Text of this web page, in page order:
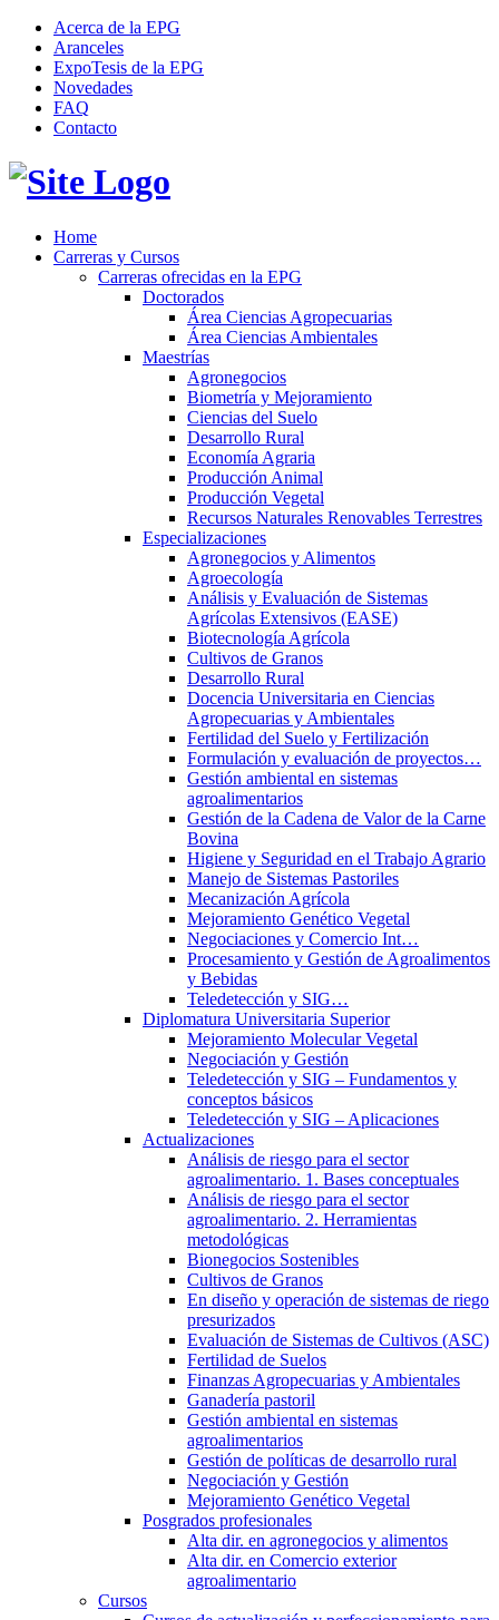
Acerca de la EPG
Aranceles
ExpoTesis de la EPG
Novedades
FAQ
Contacto
Home
Carreras y Cursos
Carreras ofrecidas en la EPG
Doctorados
Área Ciencias Agropecuarias
Área Ciencias Ambientales
Maestrías
Agronegocios
Biometría y Mejoramiento
Ciencias del Suelo
Desarrollo Rural
Economía Agraria
Producción Animal
Producción Vegetal
Recursos Naturales Renovables Terrestres
Especializaciones
Agronegocios y Alimentos
Agroecología
Análisis y Evaluación de Sistemas
Agrícolas Extensivos (EASE)
Biotecnología Agrícola
Cultivos de Granos
Desarrollo Rural
Docencia Universitaria en Ciencias
Agropecuarias y Ambientales
Fertilidad del Suelo y Fertilización
Formulación y evaluación de proyectos…
Gestión ambiental en sistemas
agroalimentarios
Gestión de la Cadena de Valor de la Carne
Bovina
Higiene y Seguridad en el Trabajo Agrario
Manejo de Sistemas Pastoriles
Mecanización Agrícola
Mejoramiento Genético Vegetal
Negociaciones y Comercio Int…
Procesamiento y Gestión de Agroalimentos
y Bebidas
Teledetección y SIG…
Diplomatura Universitaria Superior
Mejoramiento Molecular Vegetal
Negociación y Gestión
Teledetección y SIG – Fundamentos y
conceptos básicos
Teledetección y SIG – Aplicaciones
Actualizaciones
Análisis de riesgo para el sector
agroalimentario. 1. Bases conceptuales
Análisis de riesgo para el sector
agroalimentario. 2. Herramientas
metodológicas
Bionegocios Sostenibles
Cultivos de Granos
En diseño y operación de sistemas de riego
presurizados
Evaluación de Sistemas de Cultivos (ASC)
Fertilidad de Suelos
Finanzas Agropecuarias y Ambientales
Ganadería pastoril
Gestión ambiental en sistemas
agroalimentarios
Gestión de políticas de desarrollo rural
Negociación y Gestión
Mejoramiento Genético Vegetal
Posgrados profesionales
Alta dir. en agronegocios y alimentos
Alta dir. en Comercio exterior
agroalimentario
Cursos